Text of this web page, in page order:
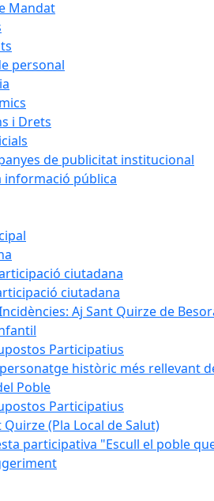
Mandat
personal
i Drets
de publicitat institucional
informació pública
ciutadana
ciutadana
Aj Sant Quirze de
Participatius
històric més rellevant
Poble
Participatius
(Pla Local de Salut)
participativa "Escull el poble